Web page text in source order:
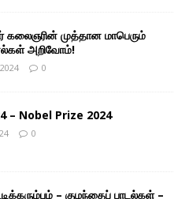
கலைஞரின் முத்தான மாபெரும்
அறிவோம்!
0
– Nobel Prize 2024
0
– குழந்தைப் பாடல்கள் –